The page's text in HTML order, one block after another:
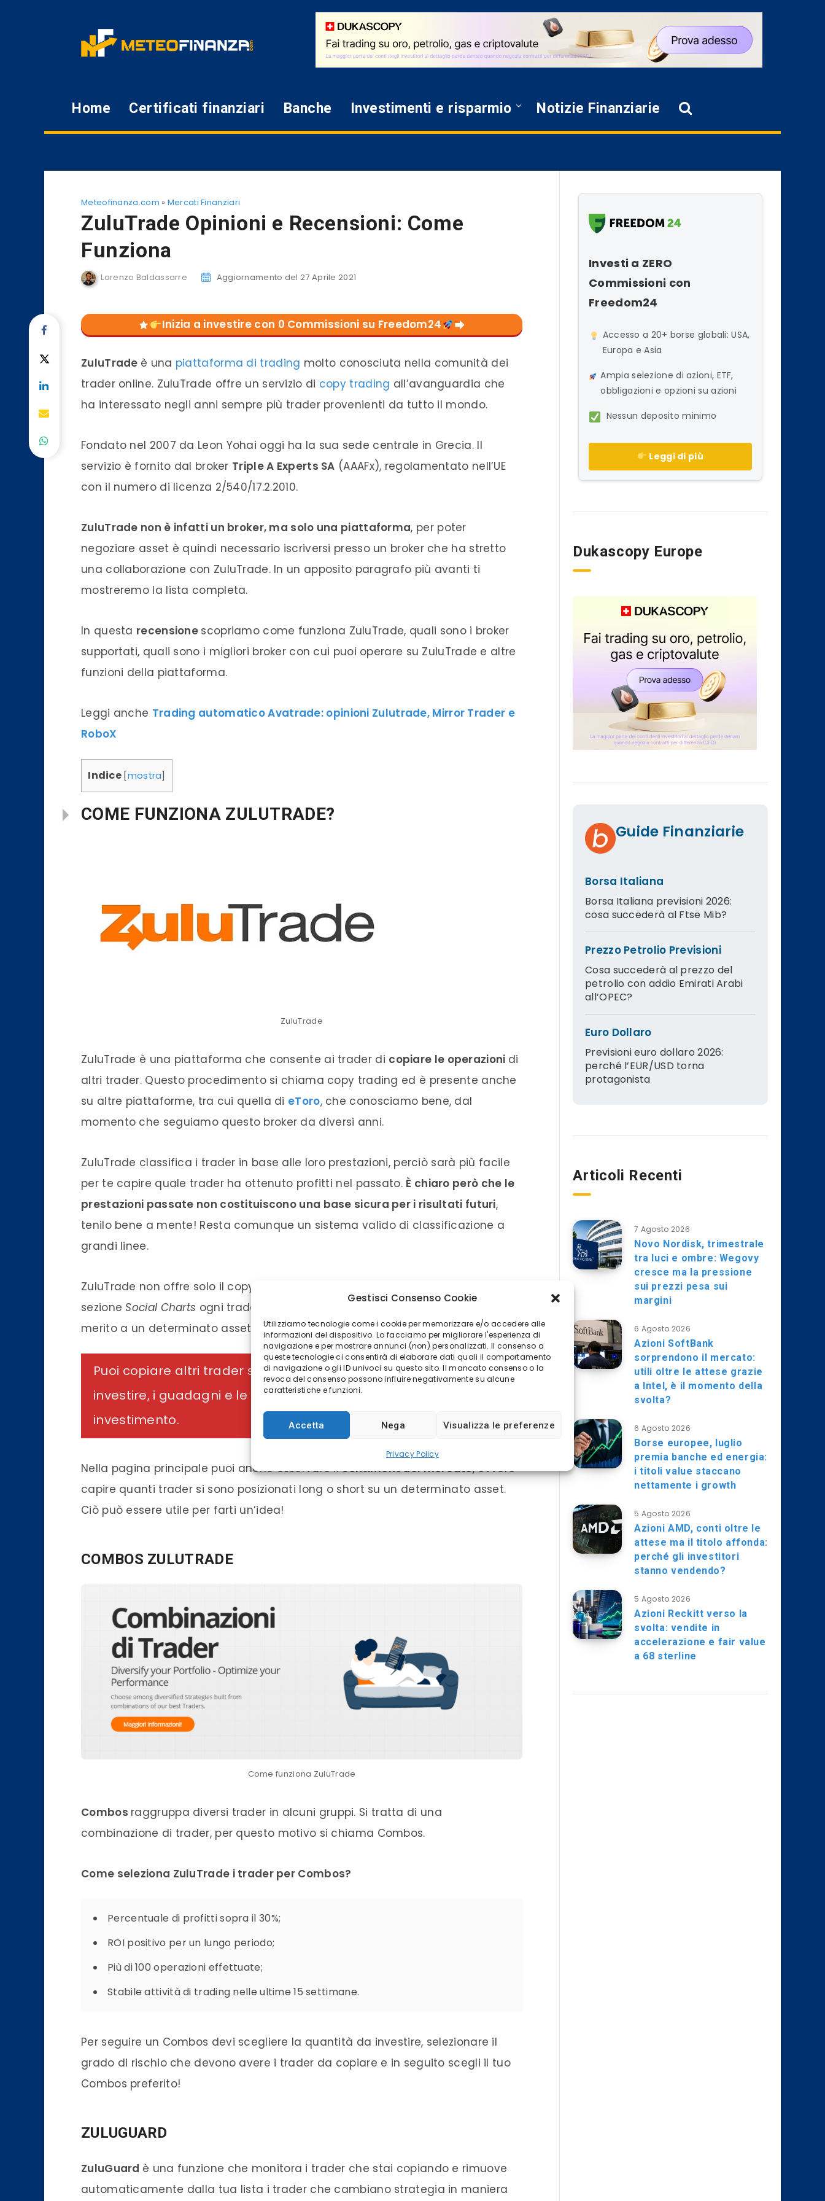
Gestisci Consenso Cookie
Utilizziamo tecnologie come i cookie per memorizzare e/o accedere alle
informazioni del dispositivo. Lo facciamo per migliorare l'esperienza di
navigazione e per mostrare annunci (non) personalizzati. Il consenso a
queste tecnologie ci consentirà di elaborare dati quali il comportamento
di navigazione o gli ID univoci su questo sito. Il mancato consenso o la
revoca del consenso possono influire negativamente su alcune
caratteristiche e funzioni.
Accetta Nega Visualizza le preferenze
Privacy Policy
Home Certificati finanziari Banche Investimenti e risparmio Notizie Finanziarie
Meteofinanza.com » Mercati Finanziari
ZuluTrade Opinioni e Recensioni: Come
Funziona
Lorenzo Baldassarre Aggiornamento del 27 Aprile 2021
Inizia a investire con 0 Commissioni su Freedom24
ZuluTrade è una piattaforma di trading molto conosciuta nella comunità dei
trader online. ZuluTrade offre un servizio di copy trading all’avanguardia che
ha interessato negli anni sempre più trader provenienti da tutto il mondo.
Fondato nel 2007 da Leon Yohai oggi ha la sua sede centrale in Grecia. Il
servizio è fornito dal broker Triple A Experts SA (AAAFx), regolamentato nell’UE
con il numero di licenza 2/540/17.2.2010.
ZuluTrade non è infatti un broker, ma solo una piattaforma, per poter
negoziare asset è quindi necessario iscriversi presso un broker che ha stretto
una collaborazione con ZuluTrade. In un apposito paragrafo più avanti ti
mostreremo la lista completa.
In questa recensione scopriamo come funziona ZuluTrade, quali sono i broker
supportati, quali sono i migliori broker con cui puoi operare su ZuluTrade e altre
funzioni della piattaforma.
Leggi anche Trading automatico Avatrade: opinioni Zulutrade, Mirror Trader e
RoboX
Indice [mostra
COME FUNZIONA ZULUTRADE?
ZuluTrade
ZuluTrade è una piattaforma che consente ai trader di copiare le operazioni di
altri trader. Questo procedimento si chiama copy trading ed è presente anche
su altre piattaforme, tra cui quella di eToro, che conosciamo bene, dal
momento che seguiamo questo broker da diversi anni.
ZuluTrade classifica i trader in base alle loro prestazioni, perciò sarà più facile
per te capire quale trader ha ottenuto profitti nel passato. È chiaro però che le
prestazioni passate non costituiscono una base sicura per i risultati futuri,
tenilo bene a mente! Resta comunque un sistema valido di classificazione a
grandi linee.
ZuluTrade non offre solo il copy trading, ma anche il
sezioneSocial Charts ogni trader può commentare i movimenti e le strategie in
merito a un determinato asset.
Puoi copiare altri trader scegliendo la quantità di denaro da
investire, i guadagni e le perdite saranno proporzionali al tuo
investimento.
Nella pagina principale puoi anche osservare ilsentiment del mercato, ovvero
capire quanti trader si sono posizionati long o short su un determinato asset.
Ciò può essere utile per farti un’idea!
COMBOS ZULUTRADE
Come funziona ZuluTrade
Combos raggruppa diversi trader in alcuni gruppi. Si tratta di una
combinazione di trader, per questo motivo si chiama Combos.
Come seleziona ZuluTrade i trader per Combos?
Percentuale di profitti sopra il 30%;
ROI positivo per un lungo periodo;
Più di 100 operazioni effettuate;
Stabile attività di trading nelle ultime 15 settimane.
Per seguire un Combos devi scegliere la quantità da investire, selezionare il
grado di rischio che devono avere i trader da copiare e in seguito scegli il tuo
Combos preferito!
ZULUGUARD
ZuluGuard è una funzione che monitora i trader che stai copiando e rimuove
automaticamente dalla tua lista i trader che cambiano strategia in maniera
Investi a ZERO
Commissioni con
Freedom24
Accesso a 20+ borse globali: USA,
Europa e Asia
Ampia selezione di azioni, ETF,
obbligazioni e opzioni su azioni
Nessun deposito minimo
Leggi di più
Dukascopy Europe
Guide Finanziarie
Borsa Italiana
Borsa Italiana previsioni 2026:
cosa succederà al Ftse Mib?
Prezzo Petrolio Previsioni
Cosa succederà al prezzo del
petrolio con addio Emirati Arabi
all’OPEC?
Euro Dollaro
Previsioni euro dollaro 2026:
perché l’EUR/USD torna
protagonista
Articoli Recenti
7 Agosto 2026
Novo Nordisk, trimestrale
tra luci e ombre: Wegovy
cresce ma la pressione
sui prezzi pesa sui
margini
6 Agosto 2026
Azioni SoftBank
sorprendono il mercato:
utili oltre le attese grazie
a Intel, è il momento della
svolta?
6 Agosto 2026
Borse europee, luglio
premia banche ed energia:
i titoli value staccano
nettamente i growth
5 Agosto 2026
Azioni AMD, conti oltre le
attese ma il titolo affonda:
perché gli investitori
stanno vendendo?
5 Agosto 2026
Azioni Reckitt verso la
svolta: vendite in
accelerazione e fair value
a 68 sterline